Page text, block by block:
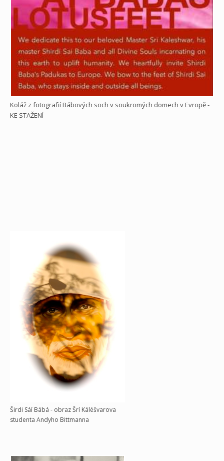
Koláž z fotografií Bábových soch v soukromých domech v Evropě -
KE STAŽENÍ
Širdi Sáí Bábá - obraz Šrí Káléšvarova
studenta Andyho Bittmanna